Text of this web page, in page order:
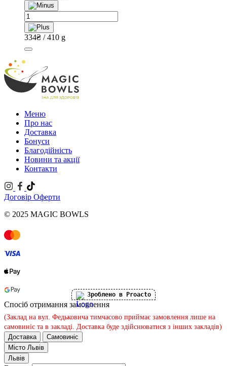
Dragon
Wok
креветки
в
соусі
"Sweet
Chilli"
quantity
334₴ / 410 g
Меню
Про нас
Доставка
Бонуси
Благодійність
Новини та акції
Контакти
Договір Оферти
© 2025 MAGIC BOWLS
Зроблено в Proacto
Спосіб отримання замовлення
(Заклад на вул. Федьковича тимчасово приймає замовлення лише на
самовиніс та в закладі. Доставка буде здійснюватися з інших закладів)
Доставка
Самовиніс
Місто Львів
Львів